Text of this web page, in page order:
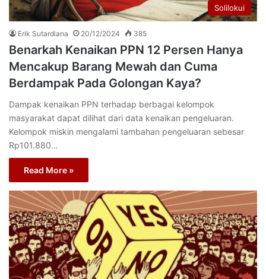
Solilokui
Erik Sutardiana 20/12/2024 385
Benarkah Kenaikan PPN 12 Persen Hanya
Mencakup Barang Mewah dan Cuma
Berdampak Pada Golongan Kaya?
Dampak kenaikan PPN terhadap berbagai kelompok
masyarakat dapat dilihat dari data kenaikan pengeluaran.
Kelompok miskin mengalami tambahan pengeluaran sebesar
Rp101.880…
Read More »